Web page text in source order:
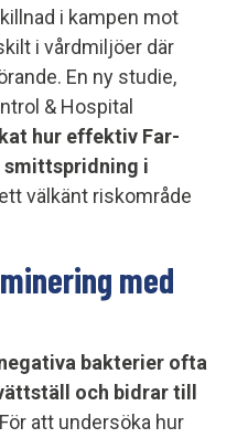
i kampen mot
i vårdmiljöer där
En ny studie,
& Hospital
hur effektiv Far-
smittspridning i
välkänt riskområde
med
bakterier ofta
och bidrar till
För att undersöka hur